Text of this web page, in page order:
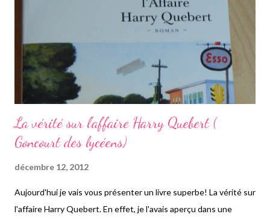
hélas, Camille a tellement une vision négative des hommes à
cause des soeurs qu'elle ne cède pas. Perdican va tenter de la
faire changer d'avis en organisant un stratagème... Il va vouloir la
rendre jalouse en invitant Rosett...
La vérité sur l'affaire Harry Quebert (
Goncourt des lycéens)
décembre 12, 2012
Aujourd'hui je vais vous présenter un livre superbe! La vérité sur
l'affaire Harry Quebert. En effet, je l'avais aperçu dans une